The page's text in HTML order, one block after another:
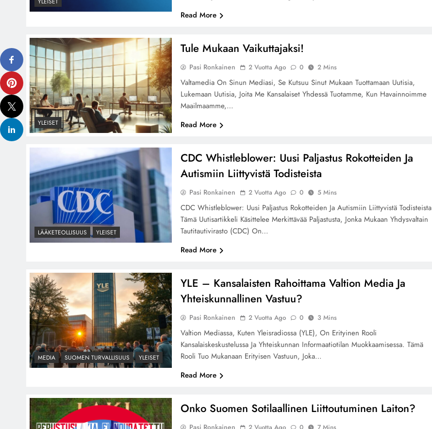
Read More
YLEISET
Tule Mukaan Vaikuttajaksi!
Pasi Ronkainen 2 Vuotta Ago 0 2 Mins
Valtamedia On Sinun Mediasi, Se Kutsuu Sinut Mukaan Tuottamaan Uutisia,
Lukemaan Uutisia, Joita Me Kansalaiset Yhdessä Tuotamme, Kun Havainnoimme
Maailmaamme,…
Read More
LÄÄKETEOLLISUUS YLEISET
CDC Whistleblower: Uusi Paljastus Rokotteiden Ja
Autismiin Liittyvistä Todisteista
Pasi Ronkainen 2 Vuotta Ago 0 5 Mins
CDC Whistleblower: Uusi Paljastus Rokotteiden Ja Autismiin Liittyvistä Todisteista
Tämä Uutisartikkeli Käsittelee Merkittävää Paljastusta, Jonka Mukaan Yhdysvaltain
Tautitautivirasto (CDC) On…
Read More
MEDIA SUOMEN TURVALLISUUS YLEISET
YLE – Kansalaisten Rahoittama Valtion Media Ja
Yhteiskunnallinen Vastuu?
Pasi Ronkainen 2 Vuotta Ago 0 3 Mins
Valtion Mediassa, Kuten Yleisradiossa (YLE), On Erityinen Rooli
Kansalaiskeskustelussa Ja Yhteiskunnan Informaatiotilan Muokkaamisessa. Tämä
Rooli Tuo Mukanaan Erityisen Vastuun, Joka…
Read More
Onko Suomen Sotilaallinen Liittoutuminen Laiton?